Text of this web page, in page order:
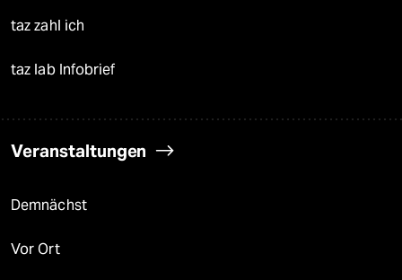
taz zahl ich
taz lab Infobrief
Veranstaltungen
Demnächst
Vor Ort